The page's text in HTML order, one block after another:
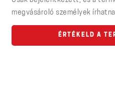
megvásároló személyek
ÉRTÉKELD A